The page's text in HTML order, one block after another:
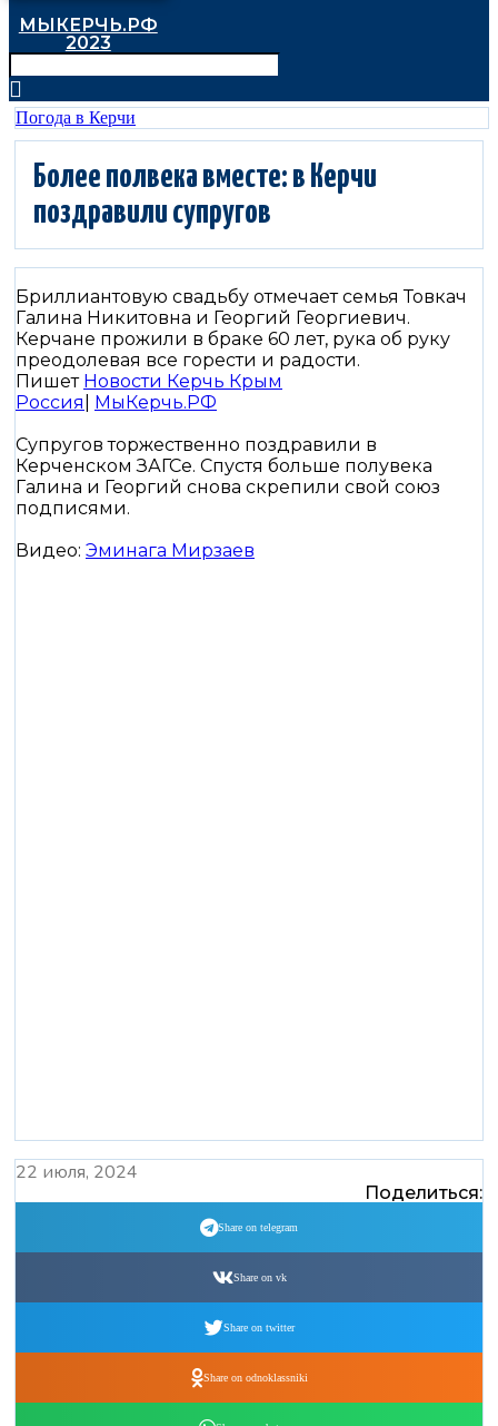
МЫКЕРЧЬ.РФ
2023
Погода в Керчи
Более полвека вместе: в Керчи
поздравили супругов
Бриллиантовую свадьбу отмечает семья Товкач
Галина Никитовна и Георгий Георгиевич.
Керчане прожили в браке 60 лет, рука об руку
преодолевая все горести и радости.
Пишет Новости Керчь Крым
Россия
МыКерчь.РФ
Супругов торжественно поздравили в
Керченском ЗАГСе. Спустя больше полувека
Галина и Георгий снова скрепили свой союз
подписями.
Видео: Эминага Мирзаев
22 июля, 2024
Поделиться:
Share on telegram
Share on vk
Share on twitter
Share on odnoklassniki